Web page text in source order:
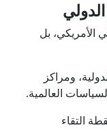
الأمريكي، بل
ومراكز
العالمية.
التقاء